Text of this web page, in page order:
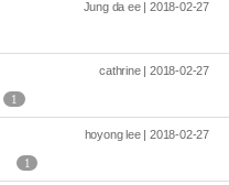
Jung da ee | 2018-02-27
cathrine | 2018-02-27
1
hoyong lee | 2018-02-27
1